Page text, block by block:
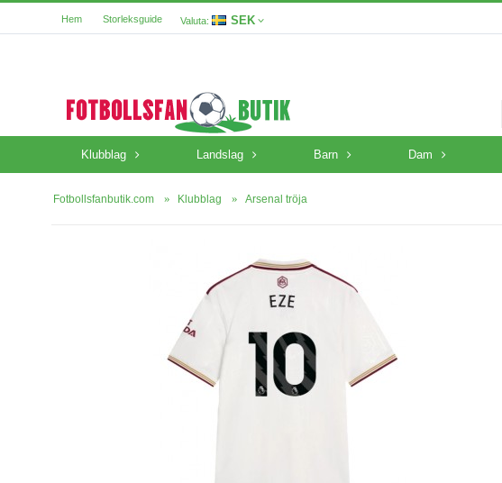
Hem Storleksguide Valuta: SEK
Klubblag Landslag Barn Dam
Fotbollsfanbutik.com Klubblag Arsenal tröja